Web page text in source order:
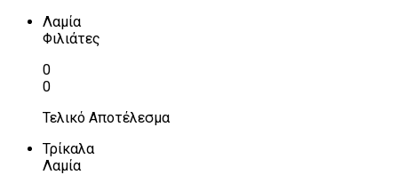
Λαμία
Φιλιάτες
0
0
Τελικό Αποτέλεσμα
Τρίκαλα
Λαμία